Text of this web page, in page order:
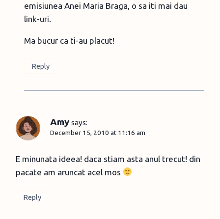
emisiunea Anei Maria Braga, o sa iti mai dau
link-uri.
Ma bucur ca ti-au placut!
Reply
Amy says:
December 15, 2010 at 11:16 am
E minunata ideea! daca stiam asta anul trecut! din
pacate am aruncat acel mos
Reply